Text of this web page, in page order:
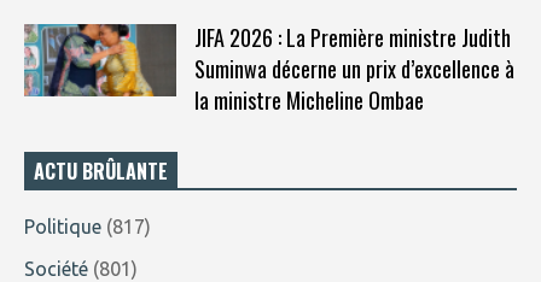
JIFA 2026 : La Première ministre Judith
Suminwa décerne un prix d’excellence à
la ministre Micheline Ombae
ACTU BRÛLANTE
Politique (817)
Société (801)